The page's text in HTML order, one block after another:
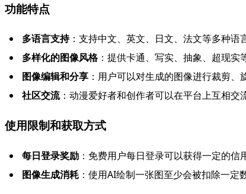
功能特点
多语言支持：支持中文、英文、日文、法文等多种语
多样化的图像风格：提供卡通、写实、抽象、超现实
图像编辑和分享：用户可以对生成的图像进行裁剪、
社区交流：动漫爱好者和创作者可以在平台上互相交
使用限制和获取方式
每日登录奖励：免费用户每日登录可以获得一定的信
图像生成消耗：使用AI绘制一张图至少会被扣除一定